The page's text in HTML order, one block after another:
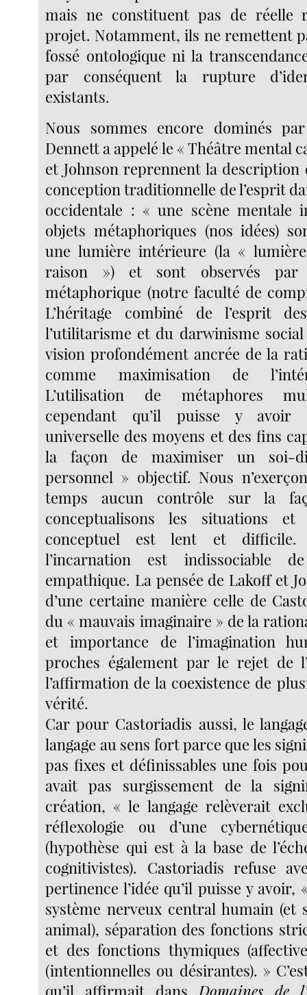
mais ne constituent pas de réelle
projet. Notamment, ils ne remettent
fossé ontologique ni la
par conséquent la rupture
existants.
Nous sommes encore dominés
Dennett a appelé le « Théâtre mental
et Johnson reprennent la description
conception traditionnelle de l’esprit
occidentale : « une scène mentale
objets métaphoriques (nos idées)
une lumière intérieure (la «
raison ») et sont observés par
métaphorique (notre faculté de
L’héritage combiné de l’esprit
l’utilitarisme et du darwinisme
vision profondément ancrée de la
comme maximisation de
L’utilisation de métaphores
cependant qu’il puisse y avoir
universelle des moyens et des fins
la façon de maximiser un soi-
personnel » objectif. Nous
temps aucun contrôle sur la
conceptualisons les situations et
conceptuel est lent et
l’incarnation est indissociable
empathique. La pensée de Lakoff et
d’une certaine manière celle de
du « mauvais imaginaire » de la
et importance de l’imagination
proches également par le rejet de
l’affirmation de la coexistence de
vérité.
Car pour Castoriadis aussi, le
langage au sens fort parce que les
pas fixes et définissables une fois
avait pas surgissement de la
création, « le langage relèverait
réflexologie ou d’une
(hypothèse qui est à la base de
cognitivistes). Castoriadis refuse
pertinence l’idée qu’il puisse y avoir,
système nerveux central humain (et
animal), séparation des fonctions
et des fonctions thymiques
(intentionnelles ou désirantes). »